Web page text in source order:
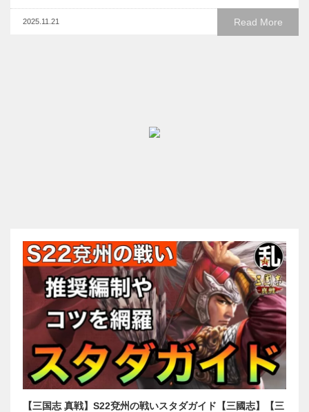
Read More
2025.11.21
【三国志 真戦】S22兗州の戦いスタダガイド【三國志】【三